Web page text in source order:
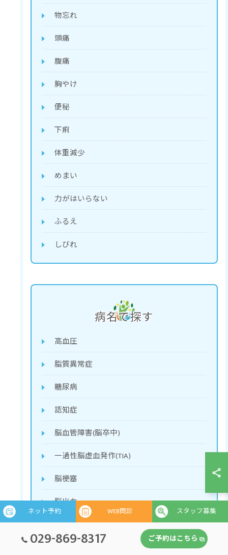
物忘れ
頭痛
腹痛
胸やけ
便秘
下痢
体重減少
めまい
力がはいらない
ふるえ
しびれ
病名で探す
高血圧
脂質異常症
糖尿病
認知症
脳血管障害(脳卒中)
一過性脳虚血発作(TIA)
脳梗塞
脳出血
くも膜下出血
ネット予約 WEB問診 スタッフ募集
029-869-8317 ご予約はこちら